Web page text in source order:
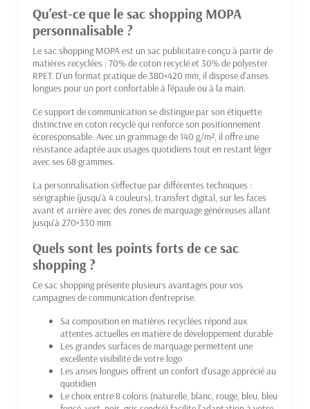
Qu'est-ce que le sac shopping MOPA
personnalisable ?
Le sac shopping MOPA est un sac publicitaire conçu à partir de
matières recyclées : 70% de coton recyclé et 30% de polyester
RPET. D'un format pratique de 380×420 mm, il dispose d'anses
longues pour un port confortable à l'épaule ou à la main.
Ce support de communication se distingue par son étiquette
distinctive en coton recyclé qui renforce son positionnement
écoresponsable. Avec un grammage de 140 g/m², il offre une
résistance adaptée aux usages quotidiens tout en restant léger
avec ses 68 grammes.
La personnalisation s'effectue par différentes techniques :
sérigraphie (jusqu'à 4 couleurs), transfert digital, sur les faces
avant et arrière avec des zones de marquage généreuses allant
jusqu'à 270×330 mm.
Quels sont les points forts de ce sac
shopping ?
Ce sac shopping présente plusieurs avantages pour vos
campagnes de communication d'entreprise.
Sa composition en matières recyclées répond aux
attentes actuelles en matière de développement durable
Les grandes surfaces de marquage permettent une
excellente visibilité de votre logo
Les anses longues offrent un confort d'usage apprécié au
quotidien
Le choix entre 8 coloris (naturelle, blanc, rouge, bleu, bleu